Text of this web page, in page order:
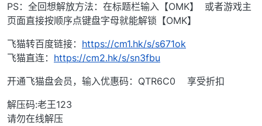
PS：全回想解放方法：在标题栏输入【OMK】 或者游戏主
页面直接按顺序点键盘字母就能解锁【OMK】
飞猫转百度链接： https://cm1.hk/s/s671ok
飞猫直连： https://cm2.hk/s/sn3fbu
开通飞猫盘会员，输入优惠码：QTR6C0 享受折扣
解压码:老王123
请勿在线解压